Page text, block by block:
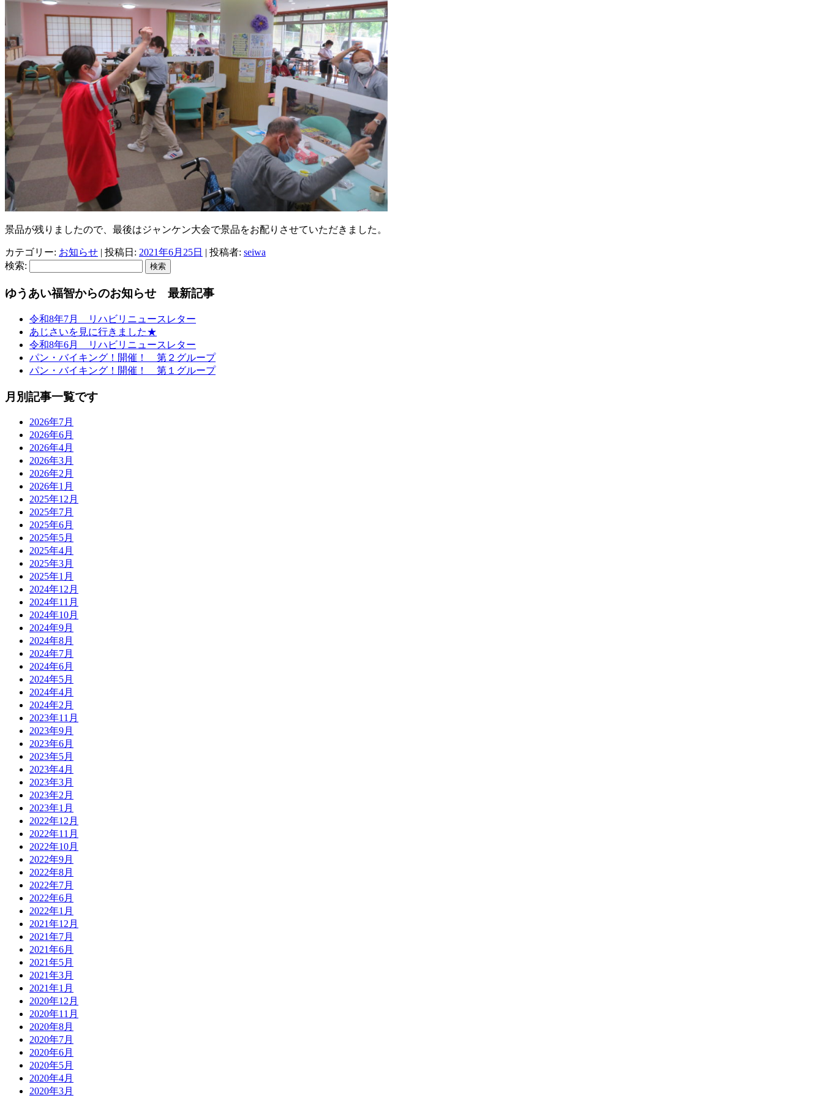
景品が残りましたので、最後はジャンケン大会で景品をお配りさせていただきました。
カテゴリー: お知らせ | 投稿日: 2021年6月25日 投稿者: seiwa
検索:
ゆうあい福智からのお知らせ 最新記事
令和8年7月 リハビリニュースレター
あじさいを見に行きました★
令和8年6月 リハビリニュースレター
パン・バイキング！開催！ 第２グループ
パン・バイキング！開催！ 第１グループ
月別記事一覧です
2026年7月
2026年6月
2026年4月
2026年3月
2026年2月
2026年1月
2025年12月
2025年7月
2025年6月
2025年5月
2025年4月
2025年3月
2025年1月
2024年12月
2024年11月
2024年10月
2024年9月
2024年8月
2024年7月
2024年6月
2024年5月
2024年4月
2024年2月
2023年11月
2023年9月
2023年6月
2023年5月
2023年4月
2023年3月
2023年2月
2023年1月
2022年12月
2022年11月
2022年10月
2022年9月
2022年8月
2022年7月
2022年6月
2022年1月
2021年12月
2021年7月
2021年6月
2021年5月
2021年3月
2021年1月
2020年12月
2020年11月
2020年8月
2020年7月
2020年6月
2020年5月
2020年4月
2020年3月